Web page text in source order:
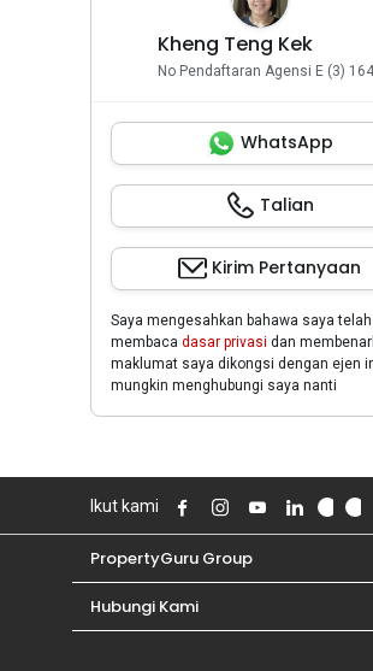
Kheng Teng Kek
No Pendaftaran Agensi E (3)
WhatsApp
Talian
Kirim Pertanyaan
Saya mengesahkan bahawa saya telah
membaca dasar privasi dan
maklumat saya dikongsi dengan ejen
mungkin menghubungi saya nanti
Ikut kami
PropertyGuru Group
Hubungi Kami